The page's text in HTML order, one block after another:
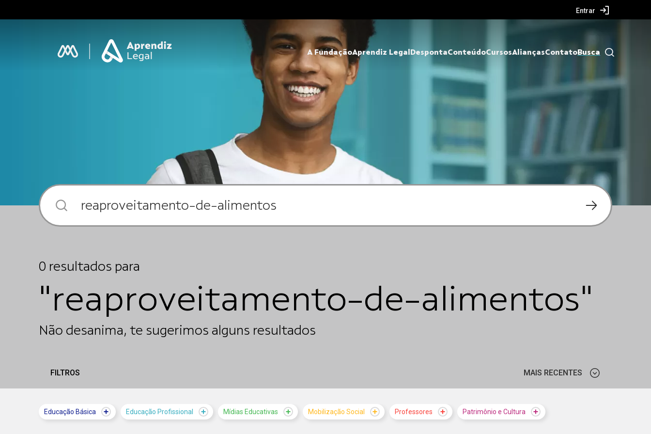
Entrar
A FundaçãoAprendiz Legal DespontaConteúdoCursosAliançasContatoBusca
0 resultados para
"reaproveitamento-de-alimentos"
Não desanima, te sugerimos alguns resultados
FILTROS MAIS RECENTES
Educação Básica Educação Profissional Mídias Educativas Mobilização Social Professores Patrimônio e Cultura